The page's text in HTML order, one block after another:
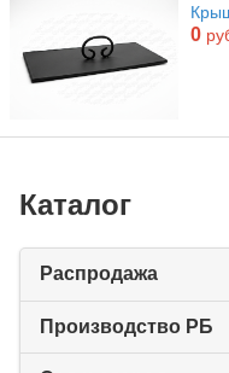
0
Каталог
Распродажа
Производство РБ